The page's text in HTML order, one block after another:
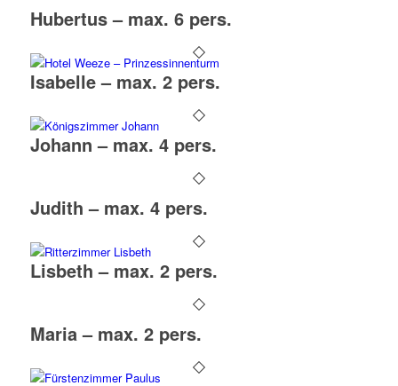
Hubertus – max. 6 pers.
Isabelle – max. 2 pers.
Johann – max. 4 pers.
Judith – max. 4 pers.
Lisbeth – max. 2 pers.
Maria – max. 2 pers.